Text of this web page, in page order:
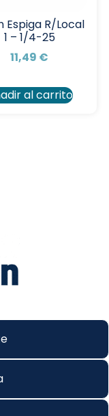
Espiga R/Local
1 – 1/4-25
11,49 €
al carrito